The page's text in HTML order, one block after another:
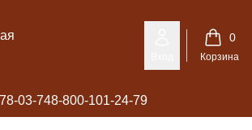
компания Гинтер
0
Корзина
03-748-800-101-24-79